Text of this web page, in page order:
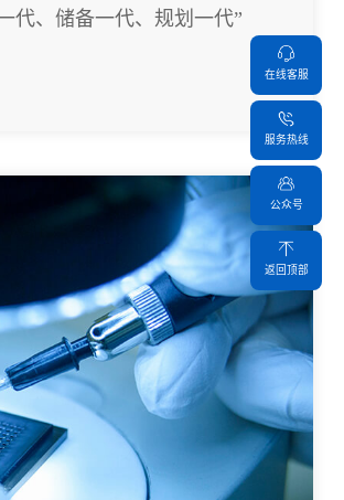
在线客服
服务热线
公众号
返回顶部
代、储备一代、规划一代”